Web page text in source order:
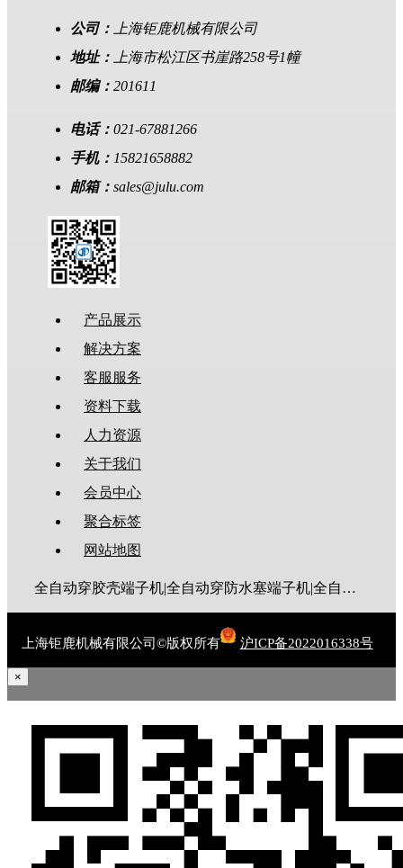
公司：
上海钜鹿机械有限公司
地址：
上海市松江区书崖路258号1幢
邮编： 201611
电话： 021-67881266
手机： 15821658882
邮箱： sales@julu.com
产品展示
解决方案
客服服务
资料下载
人力资源
关于我们
会员中心
聚合标签
网站地图
全自动穿胶壳端子机|全自动穿防水塞端子机|全自动穿热缩管端子机|全自动穿护套端子机|全自动穿号码管端子机|全自动端子机|全自动穿防水栓端子机|端子压着机|端子压接机|静音端子机|多芯线端子机|护套线端子机|全自动排线端子机|新能源大平方压接机|电脑剥线机|自动剥线机|裁线机|剥线机
上海钜鹿机械有限公司©版权所有 沪ICP备2022016338号
×